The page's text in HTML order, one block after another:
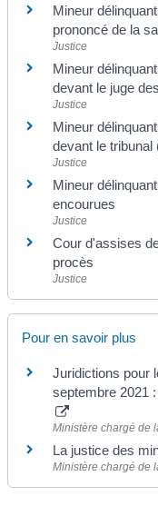
Mineur
prononcé de la
Justice
Mineur
devant le juge
Justice
Mineur
devant le tribunal
Justice
Mineur
encourues
Justice
Cour d'assises
procès
Justice
Pour en savoir plus
Juridictions pour
septembre 2021
Ministère chargé de
La justice des
Ministère chargé de